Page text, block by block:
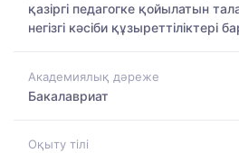
қазіргі педагогке қойылатын
негізгі кәсіби құзыреттіліктері
Академиялық дәреже
Бакалавриат
Оқыту тілі